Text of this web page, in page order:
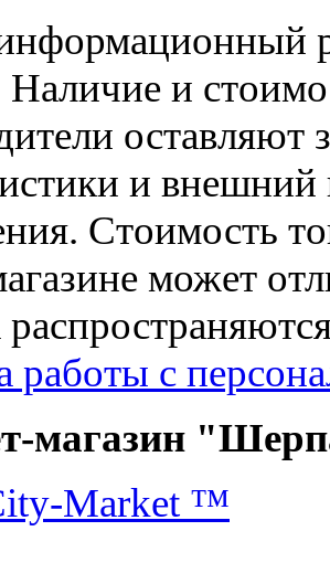
и
оставляют
и внешний
Стоимость
может
работы с
магазин
Market ™